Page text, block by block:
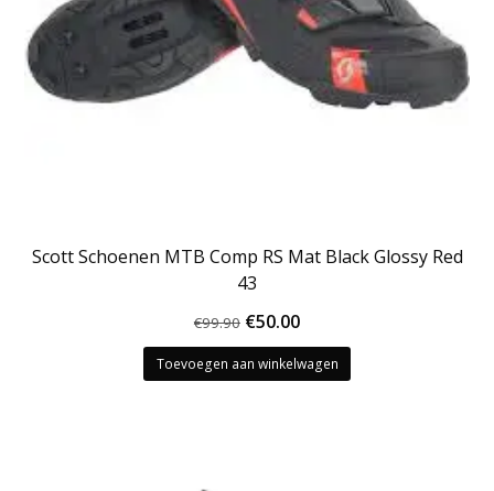
Scott Schoenen MTB Comp RS Mat Black Glossy Red
43
€99.90 Oorspronkelijke
prijs
was:
€50.00Huidige
prijs
is:
Toevoegen aan winkelwagen